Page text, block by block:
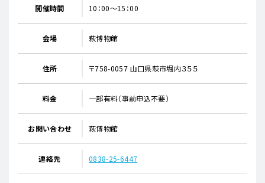
開催時間 10：00～15：00
会場 萩博物館
住所 〒758-0057 山口県萩市堀内３５５
料金 一部有料（事前申込不要）
お問い合わせ 萩博物館
連絡先 0838-25-6447